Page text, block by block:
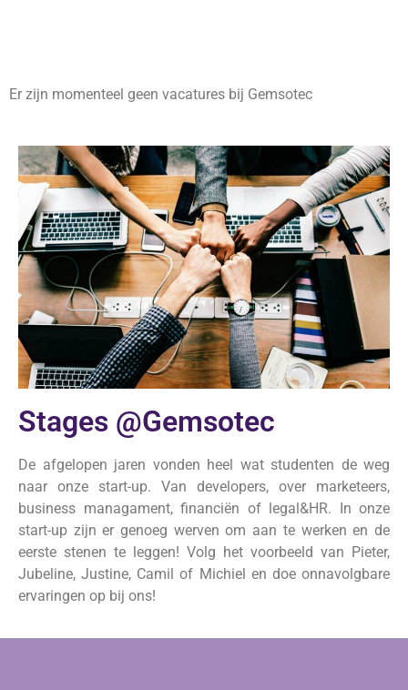
Er zijn momenteel geen vacatures bij Gemsotec
Stages @Gemsotec
De afgelopen jaren vonden heel wat studenten de weg
naar onze start-up. Van developers, over marketeers,
business managament, financiën of legal&HR. In onze
start-up zijn er genoeg werven om aan te werken en de
eerste stenen te leggen! Volg het voorbeeld van Pieter,
Jubeline, Justine, Camil of Michiel en doe onnavolgbare
ervaringen op bij ons!